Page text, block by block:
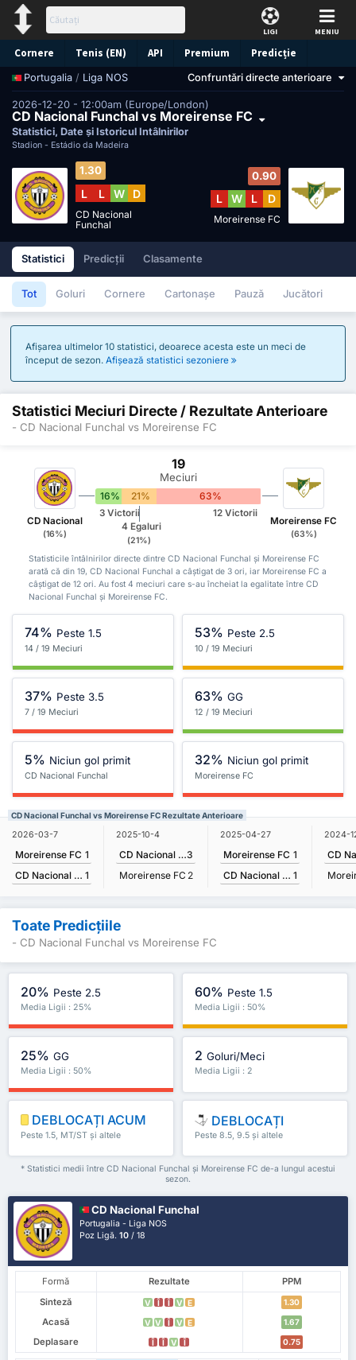
LIGI MENIU
Cornere Tenis (EN) API Premium Predicție
Portugalia / Liga NOS Confruntări directe anterioare
2026-12-20 - 12:00am (Europe/London)
CD Nacional Funchal vs Moreirense FC
Statistici, Date și Istoricul Întâlnirilor
Stadion - Estádio da Madeira
1.30
L L W D
CD Nacional
Funchal
0.90
L W L D
Moreirense FC
Statistici Predicții Clasamente
Tot Goluri Cornere Cartonașe Pauză Jucători
Afișarea ultimelor 10 statistici, deoarece acesta este un meci de
început de sezon. Afișează statistici sezoniere
Statistici Meciuri Directe / Rezultate Anterioare
- CD Nacional Funchal vs Moreirense FC
CD Nacional
(16%)
19
Meciuri
16% 21% 63%
3 Victorii
4 Egaluri
(21%)
12 Victorii
Moreirense FC
(63%)
Statisticile întâlnirilor directe dintre CD Nacional Funchal și Moreirense FC
arată că din 19, CD Nacional Funchal a câștigat de 3 ori, iar Moreirense FC a
câștigat de 12 ori. Au fost 4 meciuri care s-au încheiat la egalitate între CD
Nacional Funchal și Moreirense FC.
74% Peste 1.5
14 / 19 Meciuri
53% Peste 2.5
10 / 19 Meciuri
37% Peste 3.5
7 / 19 Meciuri
63% GG
12 / 19 Meciuri
5% Niciun gol primit
CD Nacional Funchal
32% Niciun gol primit
Moreirense FC
CD Nacional Funchal vs Moreirense FC Rezultate Anterioare
2026-03-7
Moreirense FC 1
CD Nacional Funchal 1
2025-10-4
CD Nacional Funchal3
Moreirense FC 2
2025-04-27
Moreirense FC 1
CD Nacional Funchal 1
2024-
Toate Predicțiile
- CD Nacional Funchal vs Moreirense FC
20% Peste 2.5
Media Ligii : 25%
60% Peste 1.5
Media Ligii : 50%
25% GG
Media Ligii : 50%
2 Goluri/Meci
Media Ligii : 2
DEBLOCAȚI ACUM
Peste 1.5, MT/ST și altele
DEBLOCAȚI
Peste 8.5, 9.5 și altele
* Statistici medii între CD Nacional Funchal și Moreirense FC de-a lungul acestui
sezon.
CD Nacional Funchal
Portugalia - Liga NOS
Poz Ligă.10 / 18
Formă Rezultate
PPM
Sinteză
V Î Î V E 1.30
Acasă V V Î V E 1.67
Deplasare Î Î V Î 0.75